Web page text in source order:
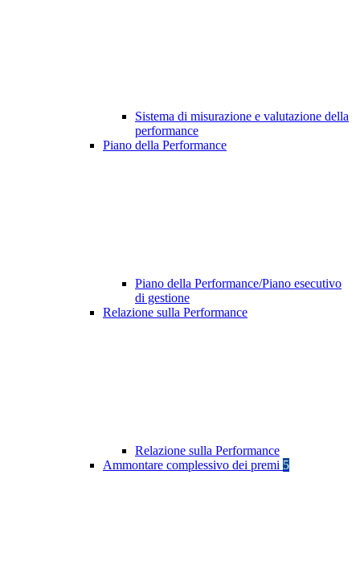
Sistema di misurazione e valutazione della
performance
Piano della Performance
Piano della Performance/Piano esecutivo
di gestione
Relazione sulla Performance
Relazione sulla Performance
Ammontare complessivo dei premi 5